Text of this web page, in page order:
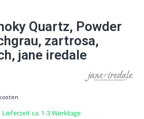
Quartz, Powder
zartrosa,
jane iredale
ca. 1-3 Werktage